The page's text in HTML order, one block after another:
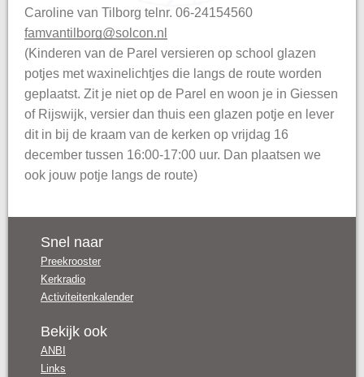
Caroline van Tilborg telnr. 06-24154560
famvantilborg@solcon.nl
(Kinderen van de Parel versieren op school glazen
potjes met waxinelichtjes die langs de route worden
geplaatst. Zit je niet op de Parel en woon je in Giessen
of Rijswijk, versier dan thuis een glazen potje en lever
dit in bij de kraam van de kerken op vrijdag 16
december tussen 16:00-17:00 uur. Dan plaatsen we
ook jouw potje langs de route)
Snel naar
Preekrooster
Kerkradio
Activiteitenkalender
Bekijk ook
ANBI
Links